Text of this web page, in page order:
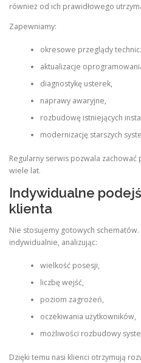
również od ich prawidłowego
Zapewniamy:
okresowe przeglądy
aktualizacje
diagnostykę usterek,
naprawy awaryjne,
rozbudowę istniejących
modernizację starszych
Regularny serwis pozwala
wiele lat.
Indywidualne
klienta
Nie stosujemy gotowych
indywidualnie, analizując:
wielkość posesji,
liczbę wejść,
poziom zagrożeń,
oczekiwania użytkowników,
możliwości rozbudowy
Dzięki temu nasi klienci otrzymują